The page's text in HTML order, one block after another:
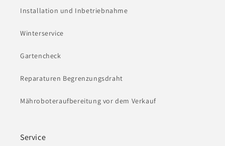
Installation und Inbetriebnahme
Winterservice
Gartencheck
Reparaturen Begrenzungsdraht
Mähroboteraufbereitung vor dem Verkauf
Service